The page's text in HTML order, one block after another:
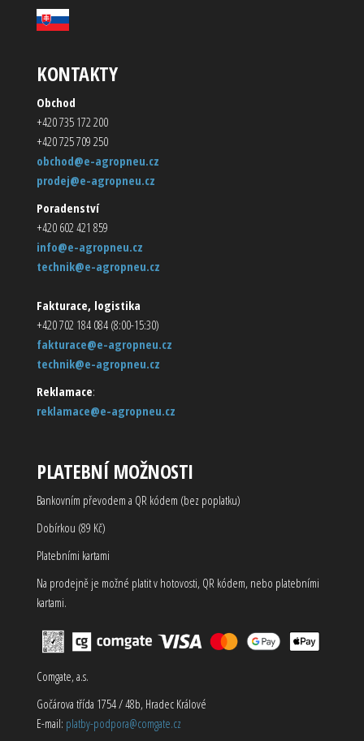
KONTAKTY
Obchod
+420 735 172 200
+420 725 709 250
obchod@e-agropneu.cz
prodej@e-agropneu.cz
Poradenství
+420 602 421 859
info@e-agropneu.cz
technik@e-agropneu.cz
Fakturace, logistika
+420 702 184 084 (8:00-15:30)
fakturace@e-agropneu.cz
technik@e-agropneu.cz
Reklamace:
reklamace@e-agropneu.cz
PLATEBNÍ MOŽNOSTI
Bankovním převodem a QR kódem (bez poplatku)
Dobírkou (89 Kč)
Platebními kartami
Na prodejně je možné platit v hotovosti, QR kódem, nebo platebními
kartami.
Comgate, a.s.
Gočárova třída 1754 / 48b, Hradec Králové
E-mail: platby-podpora@comgate.cz